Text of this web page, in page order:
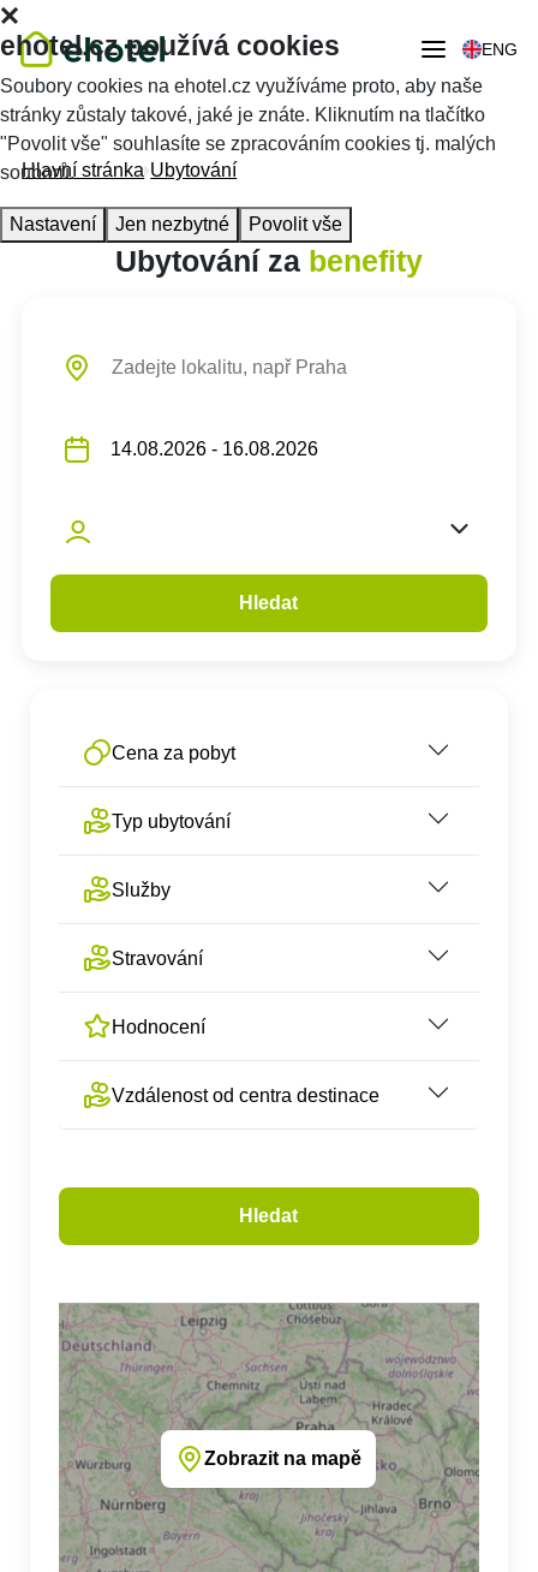
ENG
Hlavní stránka Ubytování
Ubytování za benefity
Hledat
Cena za pobyt
Typ ubytování
Služby
Stravování
Hodnocení
Vzdálenost od centra destinace
Hledat
Zobrazit na mapě
ehotel.cz používá cookies
Soubory cookies na ehotel.cz využíváme proto, aby naše
stránky zůstaly takové, jaké je znáte. Kliknutím na tlačítko
"Povolit vše" souhlasíte se zpracováním cookies tj. malých
souborů.
Nastavení Jen nezbytné Povolit vše